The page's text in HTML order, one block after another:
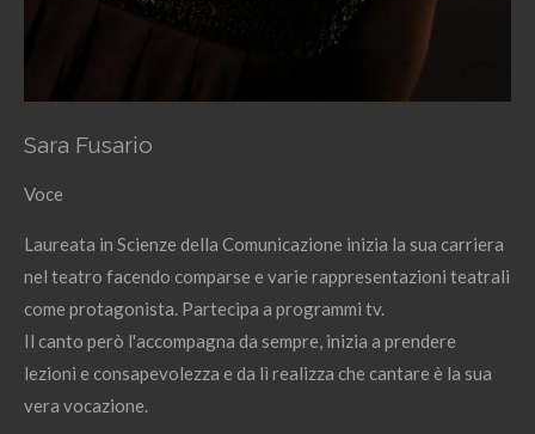
Sara Fusario
Voce
Laureata in Scienze della Comunicazione inizia la sua carriera
nel teatro facendo comparse e varie rappresentazioni teatrali
come protagonista. Partecipa a programmi tv.
Il canto però l'accompagna da sempre, inizia a prendere
lezioni e consapevolezza e da lì realizza che cantare è la sua
vera vocazione.